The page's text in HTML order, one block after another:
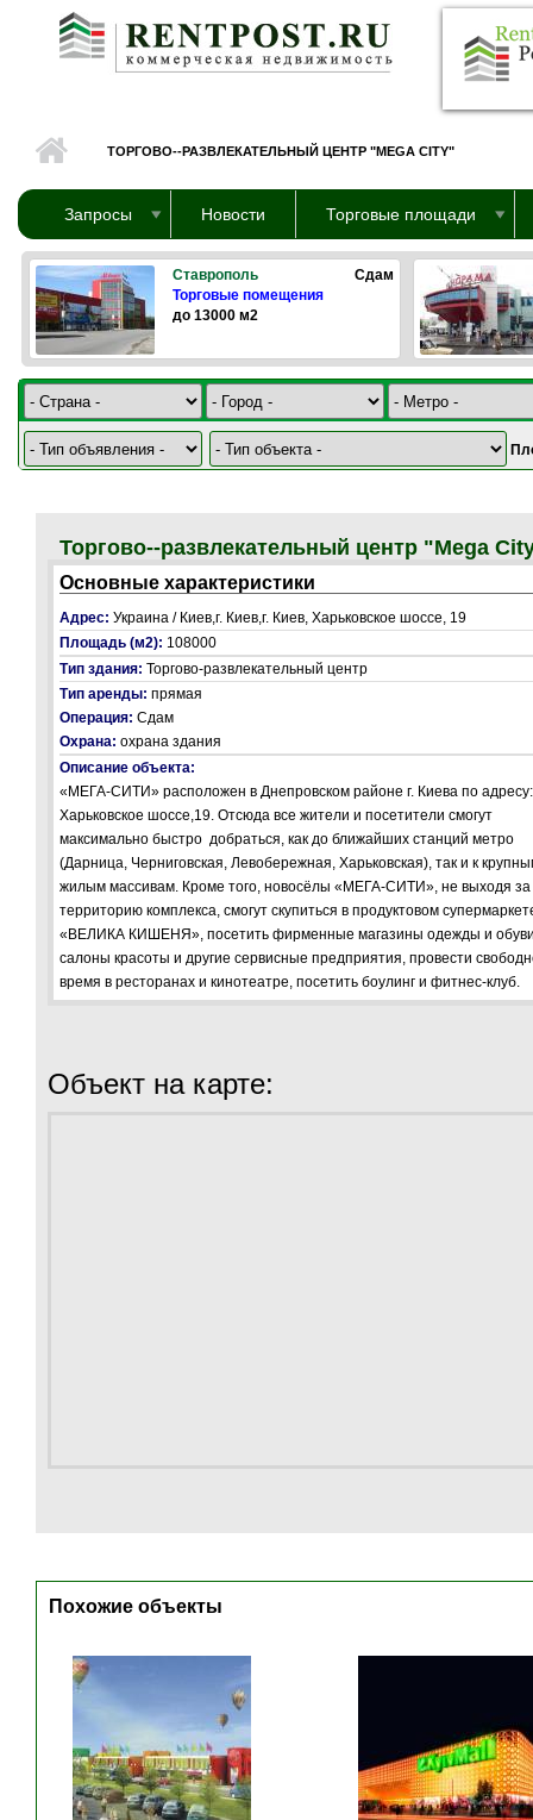
Перейти к основному содержанию
ТОРГОВО--РАЗВЛЕКАТЕЛЬНЫЙ ЦЕНТР "MEGA CITY"
Запросы Новости Торговые площади
Ставрополь
Сдам
Торговые помещения
до 13000 м2
Торгово--развлекательный центр "Mega
Основные характеристики
Адрес: Украина / Киев,г. Киев,г. Киев, Харьковское шоссе, 19
Площадь (м2): 108000
Тип здания: Торгово-развлекательный центр
Тип аренды: прямая
Операция: Сдам
Охрана: охрана здания
Описание объекта:
«МЕГА-СИТИ» расположен в Днепровском районе г. Киева по адресу:
Харьковское шоссе,19. Отсюда все жители и посетители смогут
максимально быстро добраться, как до ближайших станций метро
(Дарница, Черниговская, Левобережная, Харьковская), так и к
жилым массивам. Кроме того, новосёлы «МЕГА-СИТИ», не выходя за
территорию комплекса, смогут скупиться в продуктовом
«ВЕЛИКА КИШЕНЯ», посетить фирменные магазины одежды и
салоны красоты и другие сервисные предприятия, провести
время в ресторанах и кинотеатре, посетить боулинг и фитнес-клуб.
Объект на карте:
Похожие объекты